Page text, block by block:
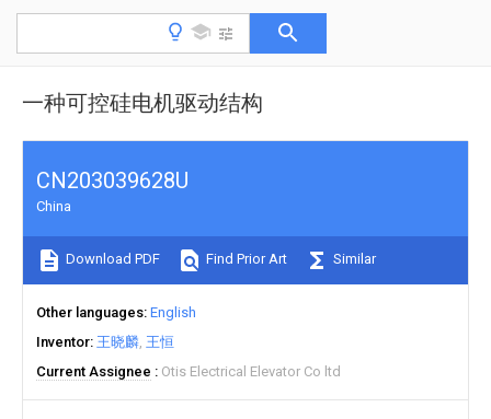
一种可控硅电机驱动结构
CN203039628U
China
Download PDF Find Prior Art Similar
Other languages English
Inventor 王晓麟 王恒
Current Assignee
Otis Electrical Elevator Co ltd